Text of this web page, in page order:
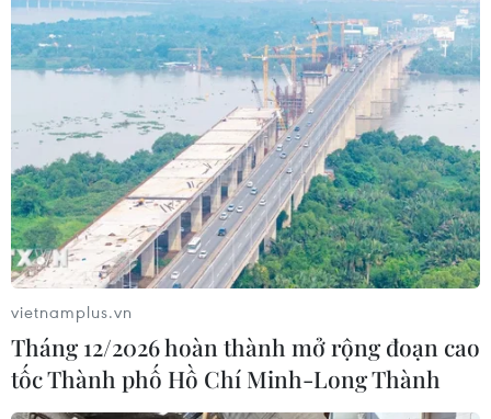
vietnamplus.vn
Tháng 12/2026 hoàn thành mở rộng đoạn cao
tốc Thành phố Hồ Chí Minh-Long Thành